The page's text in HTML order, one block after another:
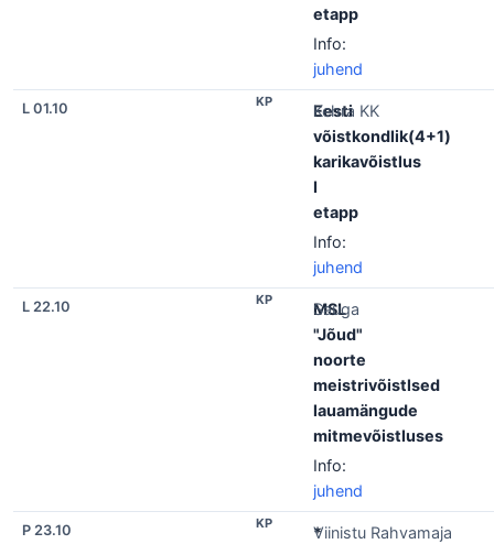
etapp
Info:
juhend
L 01.10 KP
Eesti
võistkondlik(4+1)
karikavõistlus
I
etapp
Info:
juhend
Kehra KK
L 22.10 KP
MSL
"Jõud"
noorte
meistrivõistlsed
lauamängude
mitmevõistluses
Info:
juhend
Sauga
P 23.10 KP
*
Viinistu Rahvamaja